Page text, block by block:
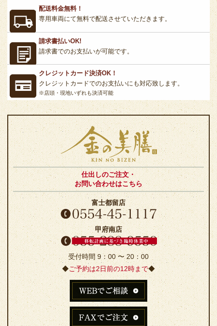
配送料金無料！
専用車両にて無料で配送させていただきます。
請求書払いOK!
請求書でのお支払いが可能です。
クレジットカード決済OK！
クレジットカードでのお支払いにも対応致します。
※店頭・現地いずれも決済可能
仕出しのご注文・
お問い合わせはこちら
富士都留店
甲府南店
受付時間 9：00 〜 20：00
◆ご予約は2日前の12時まで◆